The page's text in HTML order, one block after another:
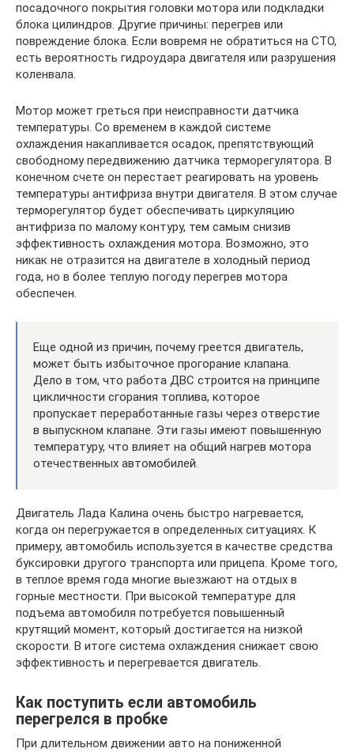
посадочного покрытия головки мотора или подкладки
блока цилиндров. Другие причины: перегрев или
повреждение блока. Если вовремя не обратиться на СТО,
есть вероятность гидроудара двигателя или разрушения
коленвала.
Мотор может греться при неисправности датчика
температуры. Со временем в каждой системе
охлаждения накапливается осадок, препятствующий
свободному передвижению датчика терморегулятора. В
конечном счете он перестает реагировать на уровень
температуры антифриза внутри двигателя. В этом случае
терморегулятор будет обеспечивать циркуляцию
антифриза по малому контуру, тем самым снизив
эффективность охлаждения мотора. Возможно, это
никак не отразится на двигателе в холодный период
года, но в более теплую погоду перегрев мотора
обеспечен.
Еще одной из причин, почему греется двигатель,
может быть избыточное прогорание клапана.
Дело в том, что работа ДВС строится на принципе
цикличности сгорания топлива, которое
пропускает переработанные газы через отверстие
в выпускном клапане. Эти газы имеют повышенную
температуру, что влияет на общий нагрев мотора
отечественных автомобилей.
Двигатель Лада Калина очень быстро нагревается,
когда он перегружается в определенных ситуациях. К
примеру, автомобиль используется в качестве средства
буксировки другого транспорта или прицепа. Кроме того,
в теплое время года многие выезжают на отдых в
горные местности. При высокой температуре для
подъема автомобиля потребуется повышенный
крутящий момент, который достигается на низкой
скорости. В итоге система охлаждения снижает свою
эффективность и перегревается двигатель.
Как поступить если автомобиль
перегрелся в пробке
При длительном движении авто на пониженной